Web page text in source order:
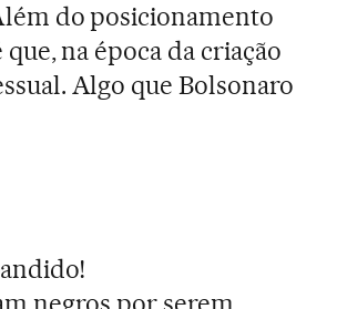
do posicionamento
na época da criação
Algo que Bolsonaro